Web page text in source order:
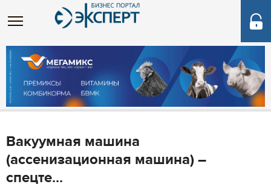
Вакуумная машина
(ассенизационная машина) –
спецте...